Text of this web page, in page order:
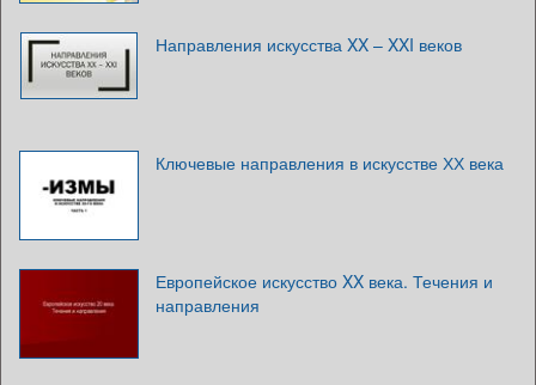
Направления искусства XX – XXI веков
Ключевые направления в искусстве ХХ века
Европейское искусство XX века. Течения и
направления